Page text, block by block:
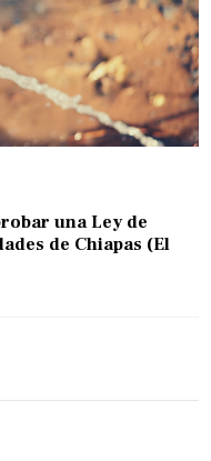
una Ley de
de Chiapas (El